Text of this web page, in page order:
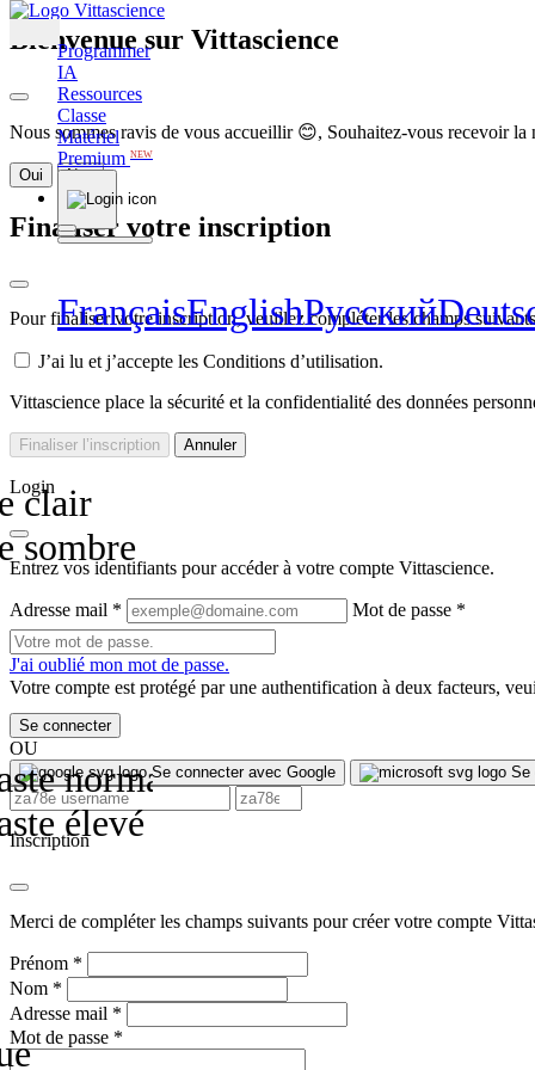
Bienvenue sur Vittascience
Nous sommes ravis de vous accueillir 😊, Souhaitez-vous recevoir la
Oui Non
Finaliser votre inscription
Pour finaliser votre inscription, veuillez compléter les champs
J’ai lu et j’accepte les Conditions d’utilisation.
Vittascience place la sécurité et la confidentialité des données
Finaliser l’inscription Annuler
Login
Entrez vos identifiants pour accéder à votre compte Vittascience.
Adresse mail * Mot de passe *
J'ai oublié mon mot de passe.
Votre compte est protégé par une authentification à deux facteurs,
Se connecter
OU
Se connecter avec Google Se
Inscription
Merci de compléter les champs suivants pour créer votre compte
Prénom *
Nom *
Adresse mail *
Mot de passe *
Programmer
IA
Ressources
Classe
Matériel
Premium NEW
clair
sombre
normal
élevé
FrançaisEnglishPусский